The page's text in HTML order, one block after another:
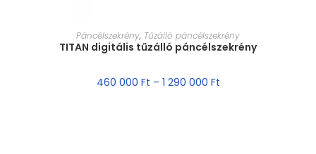
MÉRET VÁLASZTÁSA
Páncélszekrény, Tűzálló páncélszekrény
TITAN digitális tűzálló páncélszekrény
460 000 Ft – 1 290 000 Ft